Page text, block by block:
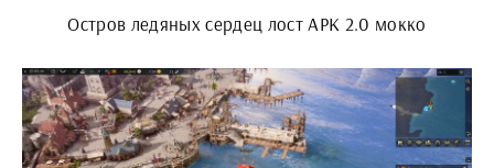
Остров ледяных сердец лост АРК 2.0 мокко